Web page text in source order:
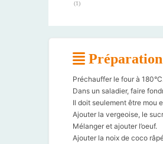
(1)
Préparation
Préchauffer le four à
Dans un saladier, faire
Il doit seulement être mou
Ajouter la vergeoise, le
Mélanger et ajouter l’oeuf.
Ajouter la noix de coco